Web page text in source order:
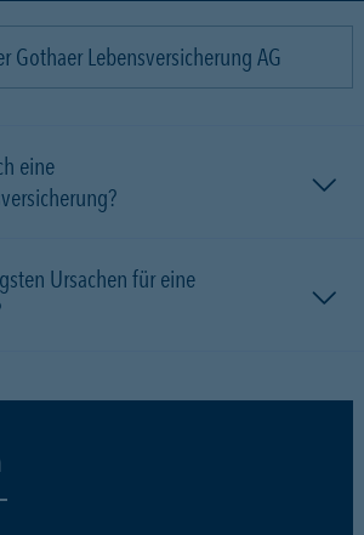
Gothaer Lebensversicherung AG
eine
Ursachen für eine